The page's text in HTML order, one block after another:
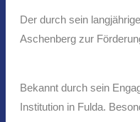
Der durch sein
Aschenberg zur
Bekannt durch sein
Institution in Fulda.